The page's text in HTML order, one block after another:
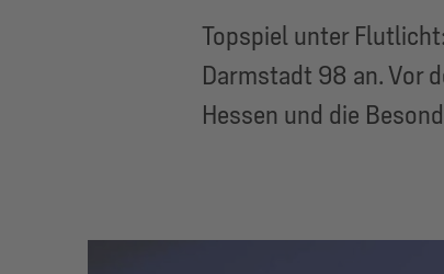
Topspiel unter
Darmstadt 98 an. Vor
Hessen und die